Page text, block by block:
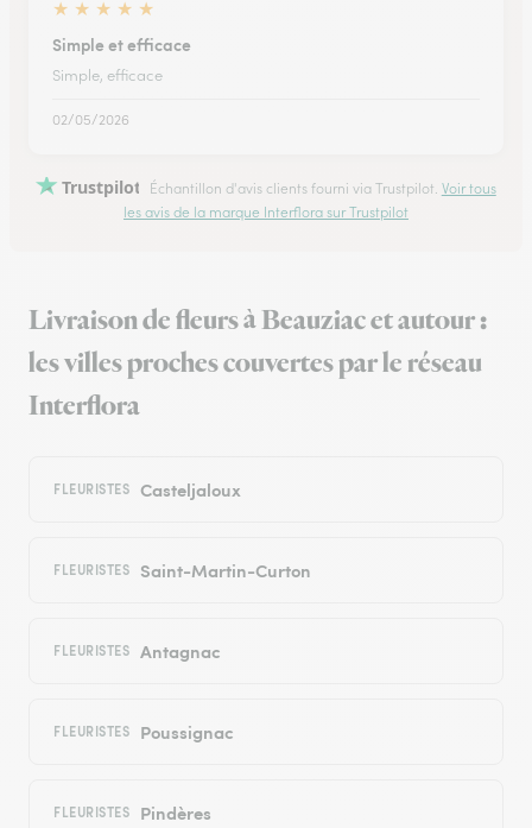
★ ★ ★ ★ ★
Simple et efficace
Simple, efficace
02/05/2026
Trustpilot Échantillon d'avis clients fourni via Trustpilot. Voir tous
les avis de la marque Interflora sur Trustpilot
Livraison de fleurs à Beauziac et autour :
les villes proches couvertes par le réseau
Interflora
FLEURISTES Casteljaloux
FLEURISTES Saint-Martin-Curton
FLEURISTES Antagnac
FLEURISTES Poussignac
FLEURISTES Pindères